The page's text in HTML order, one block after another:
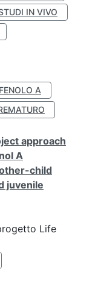
IN VIVO
A
approach
A
child
juvenile
Life